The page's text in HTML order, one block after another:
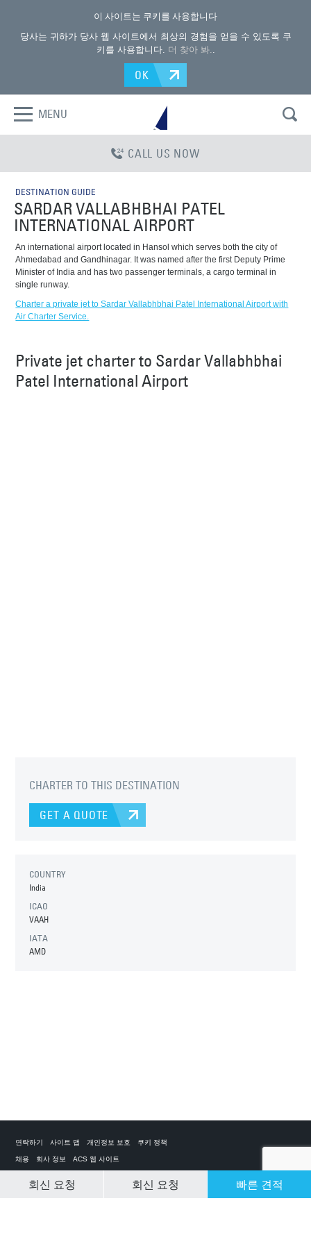
이 사이트는 쿠키를 사용합니다
당사는 귀하가 당사 웹 사이트에서 최상의 경험을 얻을 수 있도록 쿠
키를 사용합니다. 더 찾아 봐..
OK
MENU
CALL US NOW
DESTINATION GUIDE
SARDAR VALLABHBHAI PATEL
INTERNATIONAL AIRPORT
An international airport located in Hansol which serves both the city of
Ahmedabad and Gandhinagar. It was named after the first Deputy Prime
Minister of India and has two passenger terminals, a cargo terminal in
single runway.
Charter a private jet to Sardar Vallabhbhai Patel International Airport with
Air Charter Service.
Private jet charter to Sardar Vallabhbhai
Patel International Airport
CHARTER TO THIS DESTINATION
GET A QUOTE
COUNTRY
India
ICAO
VAAH
IATA
AMD
CLEAR SELECTION
회신 요청 회신 요청 빠른 견적
연락하기 사이트 맵 개인정보 보호 쿠키 정책
채용 회사 정보 ACS 웹 사이트
개인 전세기 앱